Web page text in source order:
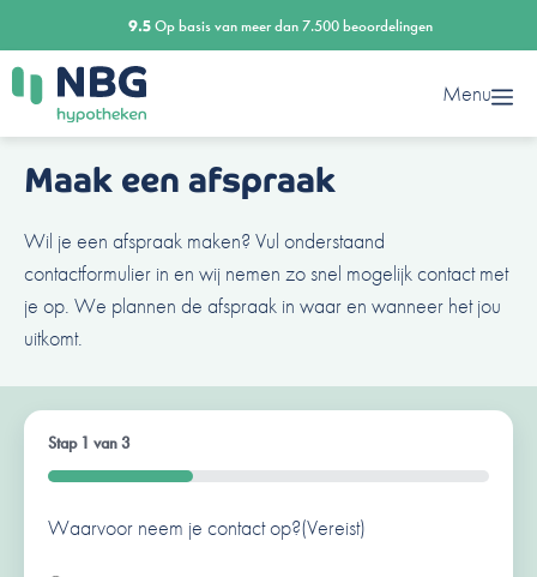
naar
de
inhoud
9.5Op basis van meer dan 7.500 beoordelingen
Menu
Maak een afspraak
Wil je een afspraak maken? Vul onderstaand
contactformulier in en wij nemen zo snel mogelijk contact met
je op. We plannen de afspraak in waar en wanneer het jou
uitkomt.
Stap 1 van3
33%
Waarvoor neem je contact op?(Vereist)
Ben je al een klant van ons?(Vereist)
Naam(Vereist)